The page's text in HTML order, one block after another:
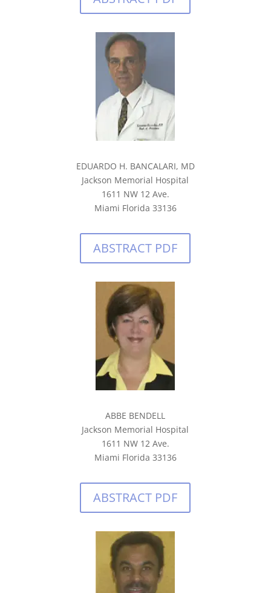
EDUARDO H. BANCALARI, MD
Jackson Memorial Hospital
1611 NW 12 Ave.
Miami Florida 33136
ABSTRACT PDF
ABBE BENDELL
Jackson Memorial Hospital
1611 NW 12 Ave.
Miami Florida 33136
ABSTRACT PDF